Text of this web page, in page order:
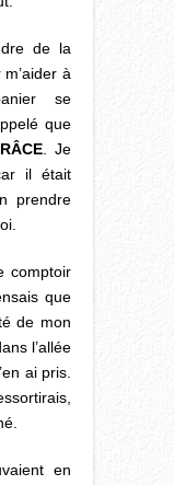
de la
m’aider à
se
que
. Je
il était
prendre
comptoir
que
de mon
l’allée
ai pris.
en